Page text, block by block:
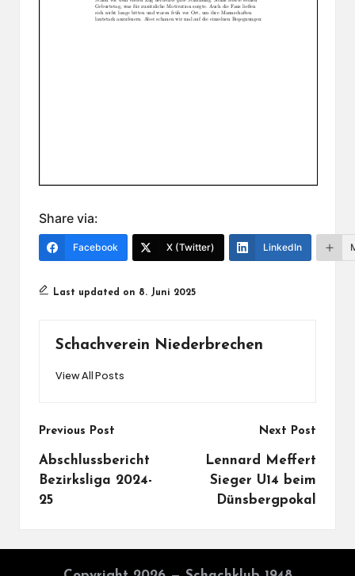
Share via:
Facebook X (Twitter) LinkedIn
Last updated on 8. Juni 2025
Schachverein Niederbrechen
View All Posts
Post
navigation
Previous Post
Abschlussbericht
Bezirksliga 2024-
25
Next Post
Lennard Meffert
Sieger U14 beim
Dünsbergpokal